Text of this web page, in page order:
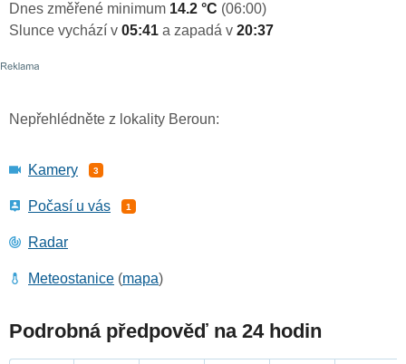
Dnes změřené minimum 14.2 °C (06:00)
Slunce vychází v 05:41 a zapadá v 20:37
Nepřehlédněte z lokality Beroun:
Kamery 3
Počasí u vás 1
Radar
Meteostanice (mapa)
Podrobná předpověď na 24 hodin